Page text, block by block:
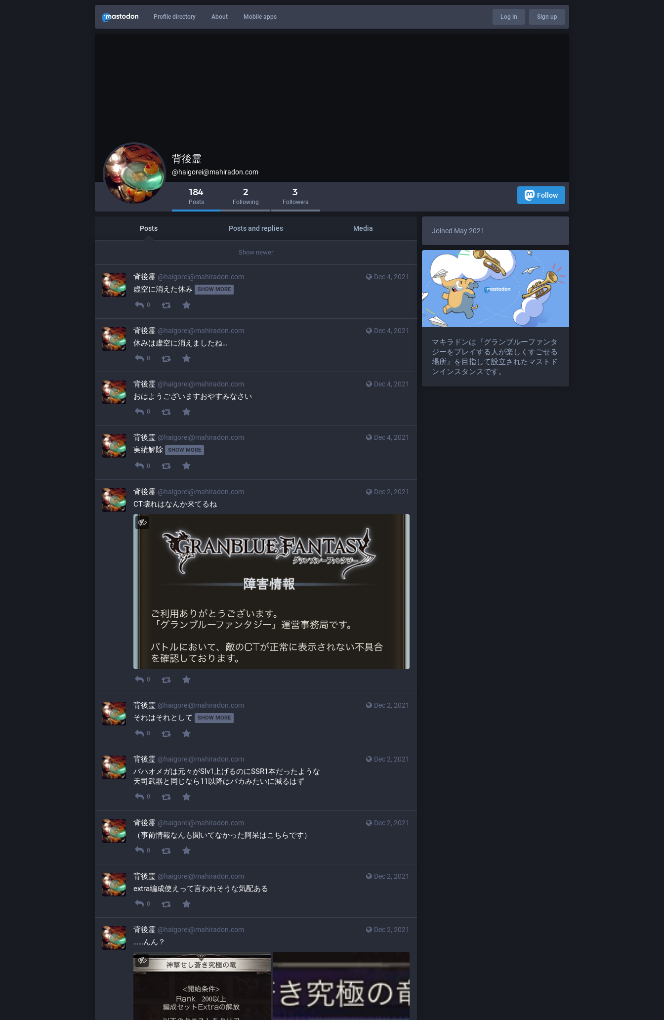
Profile directory About Mobile apps Log in Sign up
背後霊
@haigorei@mahiradon.com
184
Posts
2
Following
3
Followers
Follow
Posts Posts and replies Media
Show newer
Dec 4, 2021
背後霊 @haigorei@mahiradon.com
虚空に消えた休み SHOW MORE
0
Dec 4, 2021
背後霊 @haigorei@mahiradon.com
休みは虚空に消えましたね…
0
Dec 4, 2021
背後霊 @haigorei@mahiradon.com
おはようございますおやすみなさい
0
Dec 4, 2021
背後霊 @haigorei@mahiradon.com
実績解除 SHOW MORE
0
Dec 2, 2021
背後霊 @haigorei@mahiradon.com
CT壊れはなんか来てるね
0
Dec 2, 2021
背後霊 @haigorei@mahiradon.com
それはそれとして SHOW MORE
0
Dec 2, 2021
背後霊 @haigorei@mahiradon.com
バハオメガは元々がSlv1上げるのにSSR1本だったような
天司武器と同じなら11以降はバカみたいに減るはず
0
Dec 2, 2021
背後霊 @haigorei@mahiradon.com
（事前情報なんも聞いてなかった阿呆はこちらです）
0
Dec 2, 2021
背後霊 @haigorei@mahiradon.com
extra編成使えって言われそうな気配ある
0
Dec 2, 2021
背後霊 @haigorei@mahiradon.com
……んん？
Joined May 2021
マキラドンは『グランブルーファンタ
ジーをプレイする人が楽しくすごせる
場所』を目指して設立されたマストド
ンインスタンスです。